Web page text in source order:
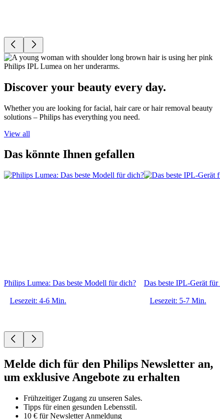
Discover your beauty every day.
Whether you are looking for facial, hair care or hair removal beauty
solutions – Philips has everything you need.
View all
Das könnte Ihnen gefallen
Philips Lumea: Das beste Modell für dich?
Lesezeit: 4-6 Min.
Das beste IPL-Gerät für
Lesezeit: 5-7 Min.
Melde dich für den Philips Newsletter an,
um exklusive Angebote zu erhalten
Frühzeitiger Zugang zu unseren Sales.
Tipps für einen gesunden Lebensstil.
10 € für Newsletter Anmeldung